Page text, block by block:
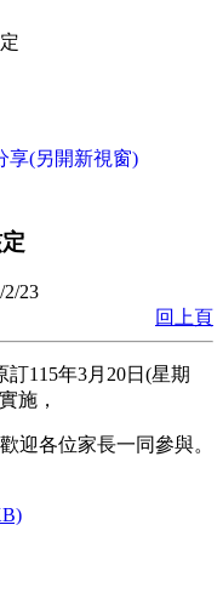
2/23
回上頁
115年3月20日(星期
施，
迎各位家長一同參與。